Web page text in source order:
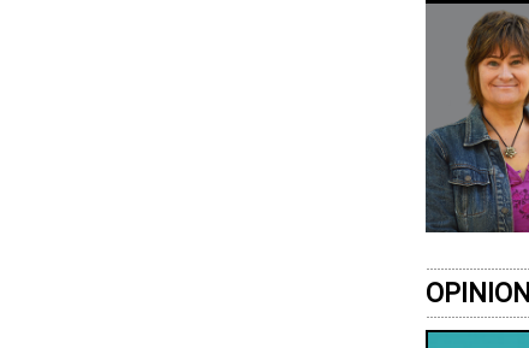
OPINION